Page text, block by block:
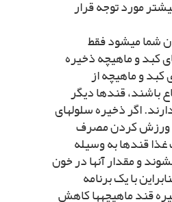
مورد توجه قرار
شما مى‏شود فقط
کبد و ماهیچه ذخیره
کبد و ماهیچه از
باشند، قندها دیگر
اگر ذخیره سلول‏هاى
ورزش کردن مصرف
قندها به وسیله
و مقدار آنها در خون
با یک برنامه
قند ماهیچه‏ها کاهش